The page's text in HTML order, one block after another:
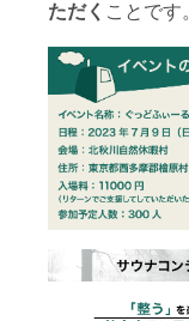
ただく ことです。